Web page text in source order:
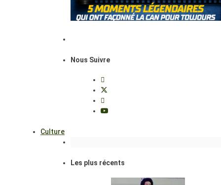
Nous Suivre
Culture
Les plus récents